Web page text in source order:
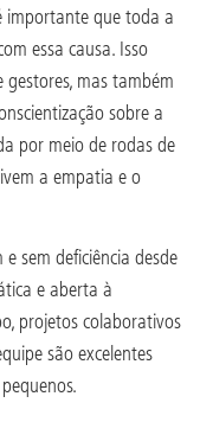
importante que toda a
essa causa. Isso
gestores, mas também
sobre a
por meio de rodas de
a empatia e o
sem deficiência desde
e aberta à
projetos colaborativos
são excelentes